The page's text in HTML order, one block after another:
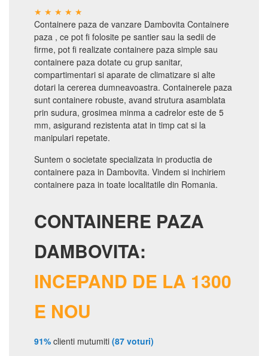
Containere paza de vanzare Dambovita Containere
paza , ce pot fi folosite pe santier sau la sedii de
firme, pot fi realizate containere paza simple sau
containere paza dotate cu grup sanitar,
compartimentari si aparate de climatizare si alte
dotari la cererea dumneavoastra. Containerele paza
sunt containere robuste, avand strutura asamblata
prin sudura, grosimea minma a cadrelor este de 5
mm, asigurand rezistenta atat in timp cat si la
manipulari repetate.
Suntem o societate specializata in productia de
containere paza in Dambovita. Vindem si inchiriem
containere paza in toate localitatile din Romania.
CONTAINERE PAZA
DAMBOVITA:
INCEPAND DE LA 1300
E NOU
91% clienti mutumiti (87 voturi)